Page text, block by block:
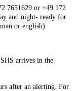
7651629 or +49 172
and night- ready for
or english)
arrives in the
after an alerting. For